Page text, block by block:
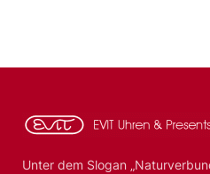
Unter dem Slogan